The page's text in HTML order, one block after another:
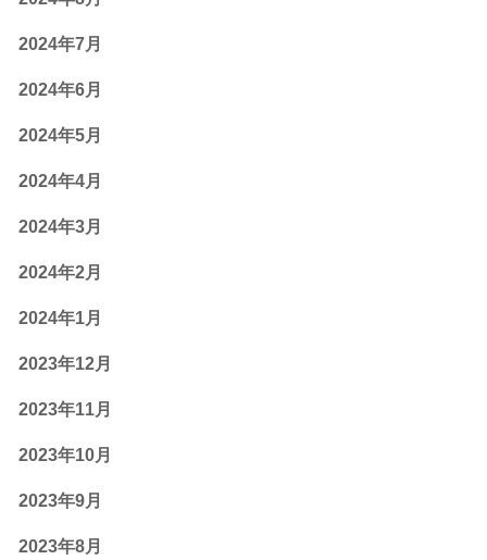
2024年7月
2024年6月
2024年5月
2024年4月
2024年3月
2024年2月
2024年1月
2023年12月
2023年11月
2023年10月
2023年9月
2023年8月